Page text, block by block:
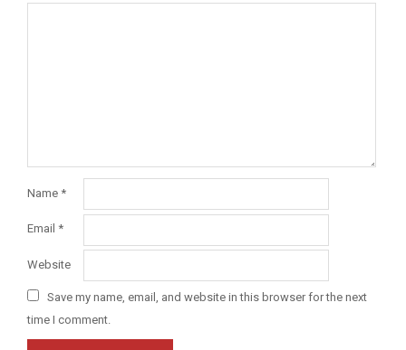
Name *
Email *
Website
Save my name, email, and website in this browser for the next
time I comment.